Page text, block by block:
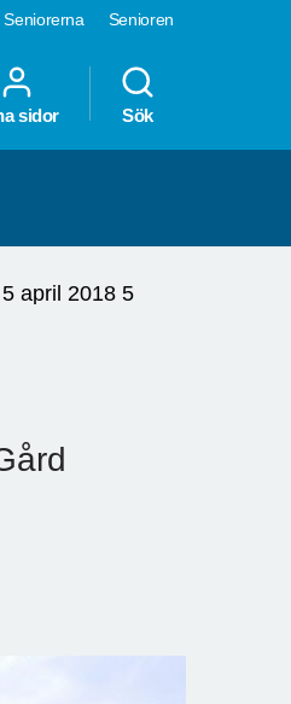
Seniorerna Senioren
sidor Sök
april 2018 5